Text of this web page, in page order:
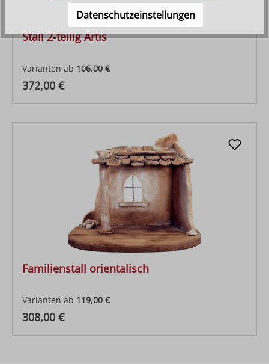
Stall 2-teilig Artis
Varianten ab 106,00 €
Regulärer Preis:
372,00 €
Familienstall orientalisch
Varianten ab 119,00 €
Regulärer Preis:
308,00 €
Datenschutzeinstellungen